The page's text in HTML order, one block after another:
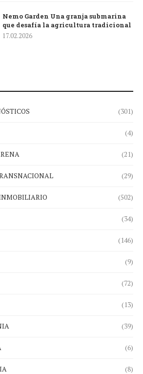
Nemo Garden Una granja submarina
que desafía la agricultura tradicional
17.02.2026
(301)
(4)
(21)
(29)
(502)
(34)
(146)
(9)
(72)
(13)
(39)
(6)
(8)